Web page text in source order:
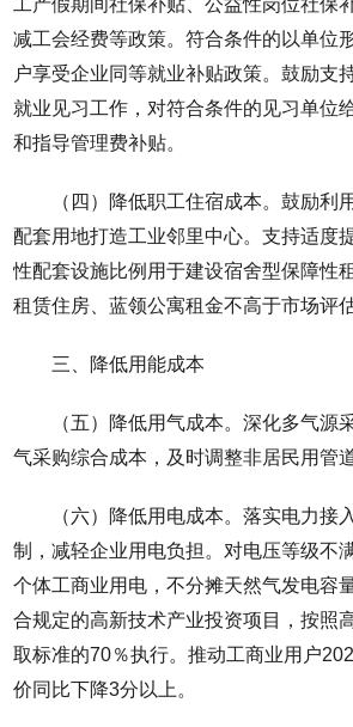
减工会经费等政策。符合条件的以单位
户享受企业同等就业补贴政策。鼓励支
就业见习工作，对符合条件的见习单位
和指导管理费补贴。
（四）降低职工住宿成本。鼓励利
配套用地打造工业邻里中心。支持适度
性配套设施比例用于建设宿舍型保障性
租赁住房、蓝领公寓租金不高于市场评
三、降低用能成本
（五）降低用气成本。深化多气源
气采购综合成本，及时调整非居民用管
（六）降低用电成本。落实电力接
制，减轻企业用电负担。对电压等级不
个体工商业用电，不分摊天然气发电容
合规定的高新技术产业投资项目，按照
取标准的70％执行。推动工商业用户
价同比下降3分以上。